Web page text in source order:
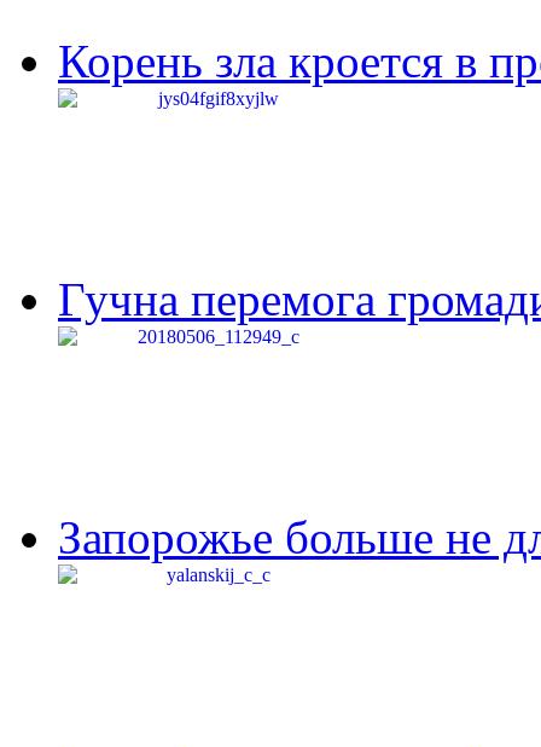
Корень зла кроется в
Гучна перемога
Запорожье больше не